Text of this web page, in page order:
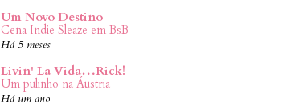
Um Novo Destino
Cena Indie Sleaze em BsB
Há 5 meses
Livin' La Vida…Rick!
Um pulinho na Áustria
Há um ano